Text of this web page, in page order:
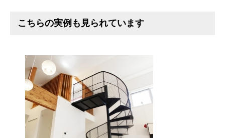
こちらの実例も見られています